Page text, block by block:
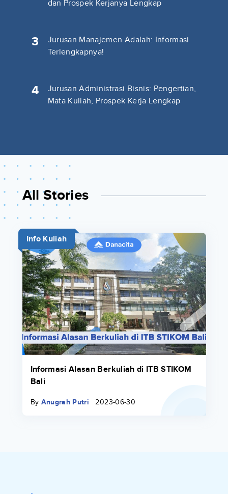
dan Prospek Kerjanya Lengkap
3
Jurusan Manajemen Adalah: Informasi
Terlengkapnya!
4
Jurusan Administrasi Bisnis: Pengertian,
Mata Kuliah, Prospek Kerja Lengkap
All Stories
Info Kuliah
Informasi Alasan Berkuliah di ITB STIKOM
Bali
By Anugrah Putri 2023-06-30